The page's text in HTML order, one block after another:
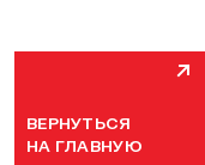
ВЕРНУТЬСЯ
НА ГЛАВНУЮ